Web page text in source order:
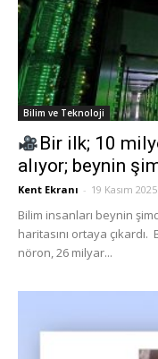
Bilim ve Teknoloji
Bir ilk; 10
alıyor; beynin
Kent Ekranı - 19 Kasım 2025
Bilim insanları beynin
haritasını ortaya
nöron, 26 milyar...